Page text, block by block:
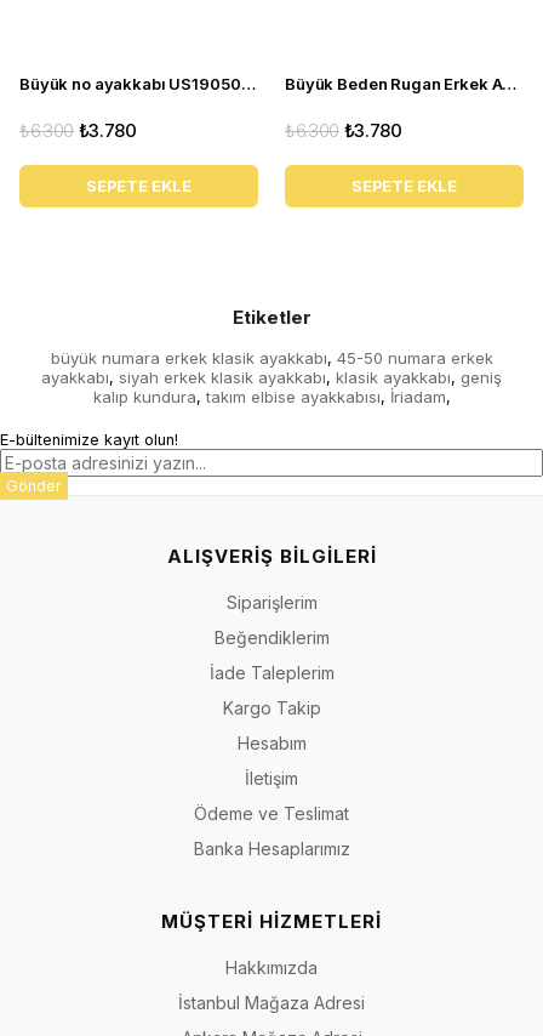
Büyük no ayakkabı US190503-SİYAH
₺3.780
₺6.300
SEPETE EKLE
Büyük Beden Rugan Erkek Ayakkabı US190504-SİYAH
₺3.780
₺6.300
SEPETE EKLE
Etiketler
büyük numara erkek klasik ayakkabı, 45-50 numara erkek
ayakkabı, siyah erkek klasik ayakkabı, klasik ayakkabı, geniş
kalıp kundura, takım elbise ayakkabısı, İriadam,
E-bültenimize kayıt olun!
Gönder
ALIŞVERİŞ BİLGİLERİ
Siparişlerim
Beğendiklerim
İade Taleplerim
Kargo Takip
Hesabım
İletişim
Ödeme ve Teslimat
Banka Hesaplarımız
MÜŞTERİ HİZMETLERİ
Hakkımızda
İstanbul Mağaza Adresi